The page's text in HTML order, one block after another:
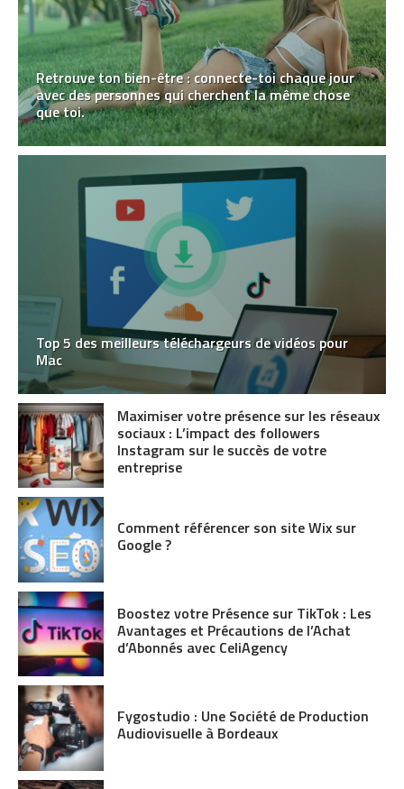
Retrouve ton bien-être : connecte-toi chaque jour
avec des personnes qui cherchent la même chose
que toi.
Top 5 des meilleurs téléchargeurs de vidéos pour
Mac
Maximiser votre présence sur les réseaux
sociaux : L’impact des followers
Instagram sur le succès de votre
entreprise
Comment référencer son site Wix sur
Google ?
Boostez votre Présence sur TikTok : Les
Avantages et Précautions de l’Achat
d’Abonnés avec CeliAgency
Fygostudio : Une Société de Production
Audiovisuelle à Bordeaux